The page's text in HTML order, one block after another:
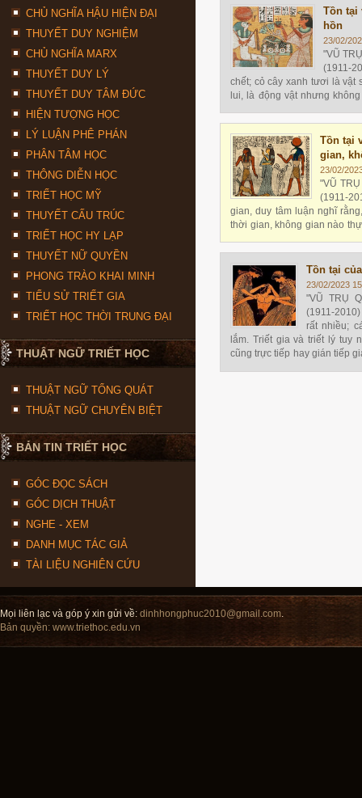
CHỦ NGHĨA HẬU HIỆN ĐẠI
THUYẾT DUY NGHIỆM
CHỦ NGHĨA MARX
THUYẾT DUY LÝ
THUYẾT DUY TÂM ĐỨC
HIỆN TƯỢNG HỌC
LÝ LUẬN PHÊ PHÁN
PHÂN TÂM HỌC
THÔNG DIỄN HỌC
TRIẾT HỌC MỸ
THUYẾT CẤU TRÚC
TRIẾT HỌC HY LẠP
THUYẾT NỮ QUYỀN
PHONG TRÀO KHAI MINH
TIỂU SỬ TRIẾT GIA
TRIẾT HỌC THỜI TRUNG ĐẠI
THUẬT NGỮ TRIẾT HỌC
THUẬT NGỮ TỔNG QUÁT
THUẬT NGỮ CHUYÊN BIỆT
BẢN TIN TRIẾT HỌC
GÓC ĐỌC SÁCH
GÓC DỊCH THUẬT
NGHE - XEM
DANH MỤC TÁC GIẢ
TÀI LIỆU NGHIÊN CỨU
Tồn tại
hồn
23/02/
"VŨ
(1911-
chết; cỏ cây xanh tươi là vật
lui, là động vật nhưng
đã sống, đã tới lui được, lại
triết học.
Tồn tại
gian,
23/02/
"VŨ
(1911-
gian, duy tâm luận nghĩ
thời gian, không gian nào
quan, những sáng chế
Thượng đế.
Tồn tại
23/02/2023
"VŨ TRỤ
(1911-
rất nhiều;
lắm. Triết gia và triết lý tuy
cũng trực tiếp hay gián tiếp
Mọi liên lạc và góp ý xin gửi về: dinhhongphuc2010@gmail.com.
Bản quyền: www.triethoc.edu.vn